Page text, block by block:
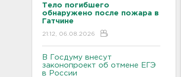
Тело погибшего
обнаружено после пожара в
Гатчине
21:12, 06.08.2026
В Госдуму внесут
законопроект об отмене ЕГЭ
в России